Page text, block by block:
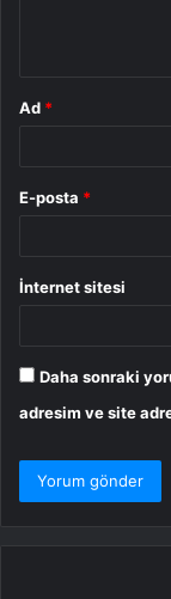
Ad *
E-posta *
İnternet sitesi
Daha sonraki
adresim ve site